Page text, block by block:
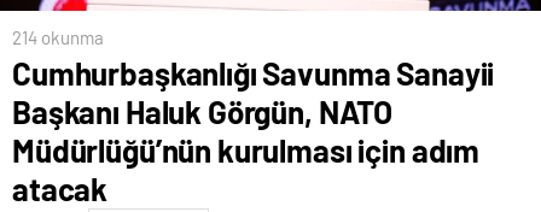
214 okunma
Cumhurbaşkanlığı Savunma Sanayii
Başkanı Haluk Görgün, NATO
Müdürlüğü’nün kurulması için adım
atacak